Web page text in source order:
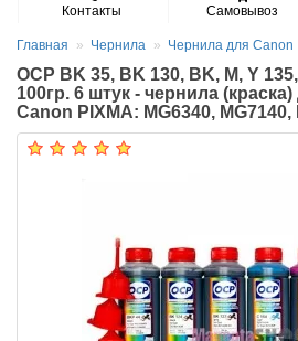
Контакты Самовывоз
Главная Чернила Чернила для Canon
OCP BK 35, BK 130, BK, M, Y
100гр. 6 штук - чернила
Canon PIXMA: MG6340, MG7140,